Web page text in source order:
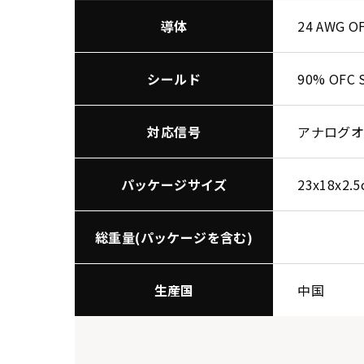
導体 24 AWG
シールド 90% OFC
対応信号 アナログ
パッケージサイズ
総重量(パッケージを含む)
生産国 中国